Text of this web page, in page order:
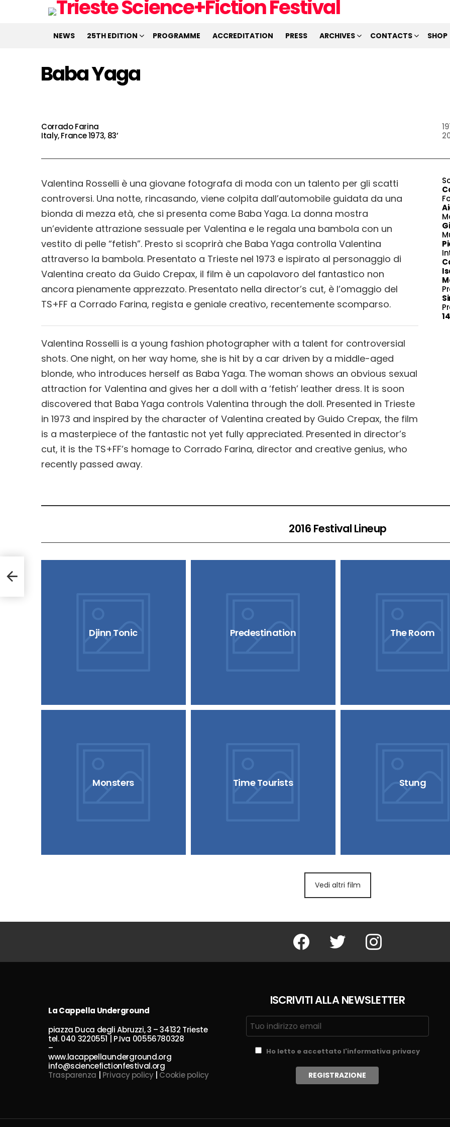
NEWS 25TH EDITION PROGRAMME ACCREDITATION PRESS ARCHIVES CONTACTS SHOP
Baba Yaga
Corrado Farina
Italy, France 1973, 83’
Valentina Rosselli è una giovane fotografa di moda con un talento per gli scatti
controversi. Una notte, rincasando, viene colpita dall’automobile guidata da una
bionda di mezza età, che si presenta come Baba Yaga. La donna mostra
un’evidente attrazione sessuale per Valentina e le regala una bambola con un
vestito di pelle “fetish”. Presto si scoprirà che Baba Yaga controlla Valentina
attraverso la bambola. Presentato a Trieste nel 1973 e ispirato al personaggio di
Valentina creato da Guido Crepax, il film è un capolavoro del fantastico non
ancora pienamente apprezzato. Presentato nella director’s cut, è l’omaggio del
TS+FF a Corrado Farina, regista e geniale creativo, recentemente scomparso.
Valentina Rosselli is a young fashion photographer with a talent for controversial
shots. One night, on her way home, she is hit by a car driven by a middle-aged
blonde, who introduces herself as Baba Yaga. The woman shows an obvious sexual
attraction for Valentina and gives her a doll with a ‘fetish’ leather dress. It is soon
discovered that Baba Yaga controls Valentina through the doll. Presented in Trieste
in 1973 and inspired by the character of Valentina created by Guido Crepax, the film
is a masterpiece of the fantastic not yet fully appreciated. Presented in director’s
cut, it is the TS+FF’s homage to Corrado Farina, director and creative genius, who
recently passed away.
2016 Festival Lineup
Djinn Tonic Predestination The Room
Monsters Time Tourists Stung
Vedi altri film
Facebook Twitter Instagram
La Cappella Underground
piazza Duca degli Abruzzi, 3 – 34132 Trieste
tel. 040 3220551 | P.Iva 00556780328
–
www.lacappellaunderground.org
info@sciencefictionfestival.org
Trasparenza | Privacy policy| Cookie policy
ISCRIVITI ALLA NEWSLETTER
Ho letto e accettato l'informativa privacy